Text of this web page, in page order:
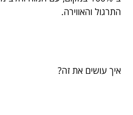
התרגול והאווירה.
איך עושים את זה?